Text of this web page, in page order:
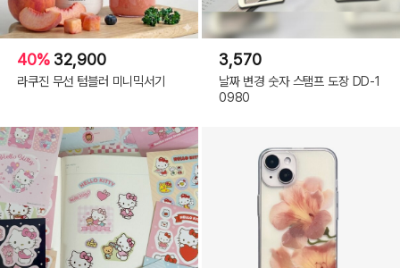
40% 32,900
라쿠진 무선 텀블러 미니믹서기
3,570
날짜 변경 숫자 스탬프 도장 DD-1
0980